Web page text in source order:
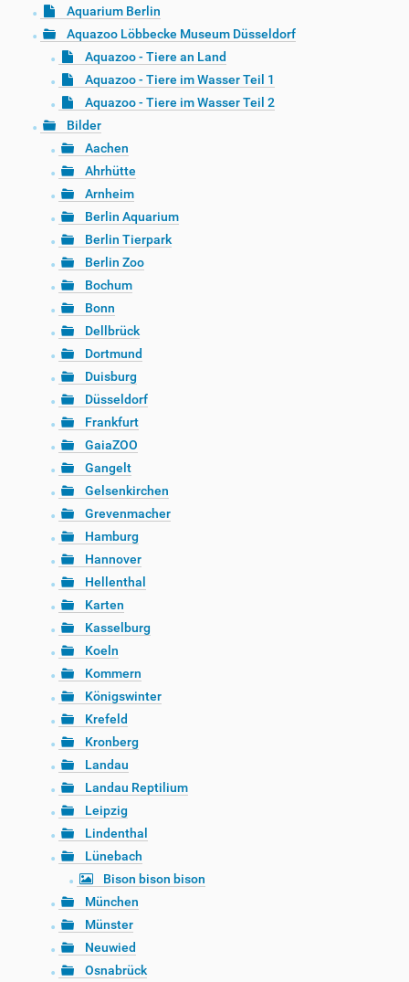
Aquarium Berlin
Aquazoo Löbbecke Museum Düsseldorf
Aquazoo - Tiere an Land
Aquazoo - Tiere im Wasser Teil 1
Aquazoo - Tiere im Wasser Teil 2
Bilder
Aachen
Ahrhütte
Arnheim
Berlin Aquarium
Berlin Tierpark
Berlin Zoo
Bochum
Bonn
Dellbrück
Dortmund
Duisburg
Düsseldorf
Frankfurt
GaiaZOO
Gangelt
Gelsenkirchen
Grevenmacher
Hamburg
Hannover
Hellenthal
Karten
Kasselburg
Koeln
Kommern
Königswinter
Krefeld
Kronberg
Landau
Landau Reptilium
Leipzig
Lindenthal
Lünebach
Bison bison bison
München
Münster
Neuwied
Osnabrück